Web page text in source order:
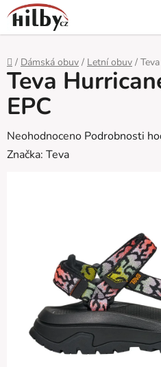
Přejít
na
obsah
Domů
/ Dámská obuv / Letní obuv /
Teva
EPC
Průměrné
hodnocení
hvězdiček.
Neohodnoceno Podrobnosti
Značka: Teva